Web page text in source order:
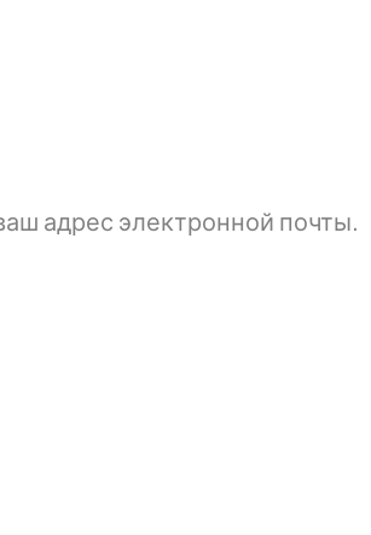
адрес электронной почты.